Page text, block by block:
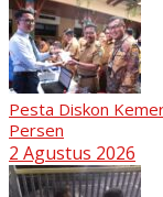
Pesta Diskon
Persen
2 Agustus 2026